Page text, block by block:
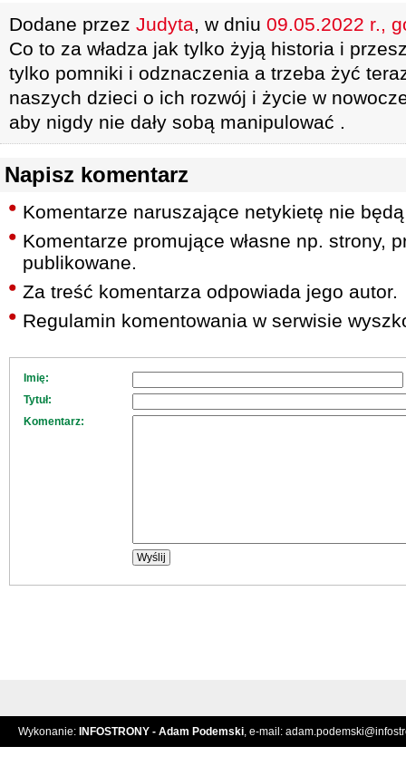
Dodane przez Judyta, w dniu 09.05.2022 r.,
Co to za władza jak tylko żyją historia i
tylko pomniki i odznaczenia a trzeba żyć
naszych dzieci o ich rozwój i życie w
aby nigdy nie dały sobą manipulować .
Napisz komentarz
Komentarze naruszające netykietę nie
Komentarze promujące własne np. strony,
publikowane.
Za treść komentarza odpowiada jego autor.
Regulamin komentowania w serwisie
Imię:
Tytuł:
Komentarz:
Wykonanie: INFOSTRONY - Adam Podemski, e-mail: